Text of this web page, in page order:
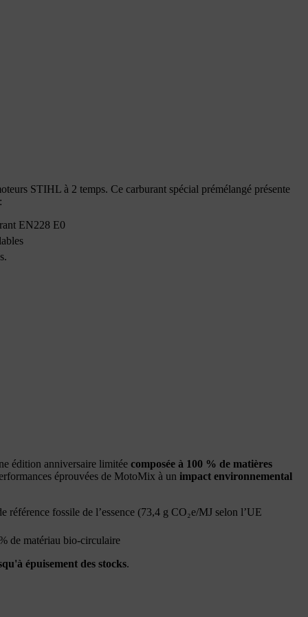
STIHL à 2 temps. Ce carburant spécial prémélangé présente
:
EN228 E0
édition anniversaire limitéecomposée à 100 % de matières
éprouvées de MotoMix à unimpact environnemental
fossile de l’essence (73,4 g CO₂e/MJ selon l’UE
de matériau bio-circulaire
épuisement des stocks.